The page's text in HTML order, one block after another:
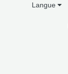
Langue